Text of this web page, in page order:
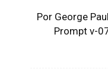
Por George
Prompt v-